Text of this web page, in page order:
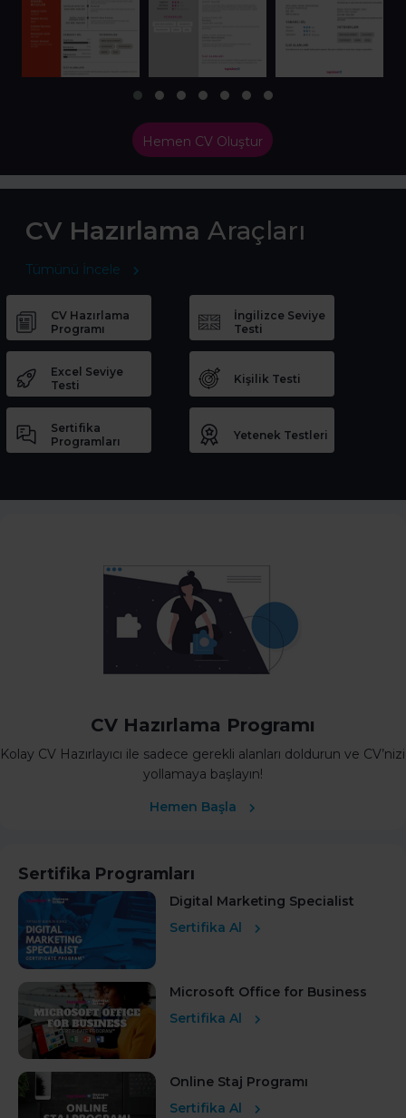
Hemen CV Oluştur
CV Hazırlama Araçları
Tümünü İncele
CV Hazırlama
Programı
İngilizce Seviye
Testi
Excel Seviye
Testi
Kişilik Testi
Sertifika
Programları
Yetenek Testleri
CV Hazırlama Programı
Kolay CV Hazırlayıcı ile sadece gerekli alanları doldurun ve CV’nizi
yollamaya başlayın!
Hemen Başla
Sertifika Programları
Digital Marketing Specialist
Sertifika Al
Microsoft Office for Business
Sertifika Al
Online Staj Programı
Sertifika Al